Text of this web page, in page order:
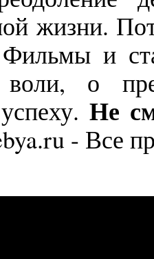
жизни.
Фильмы и
воли, о
Не
- Все